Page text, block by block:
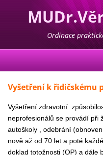
Ordinace
Vyšetření k řidičskému
Vyšetření zdravotní
neprofesionálů se provádí při
autoškoly , odebrání
nově až od 70 let a poté
doklad totožnosti (OP) a dále